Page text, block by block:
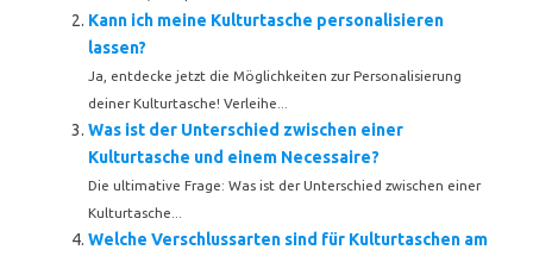
Kann ich meine Kulturtasche personalisieren
lassen?
Ja, entdecke jetzt die Möglichkeiten zur Personalisierung
deiner Kulturtasche! Verleihe...
Was ist der Unterschied zwischen einer
Kulturtasche und einem Necessaire?
Die ultimative Frage: Was ist der Unterschied zwischen einer
Kulturtasche...
Welche Verschlussarten sind für Kulturtaschen am